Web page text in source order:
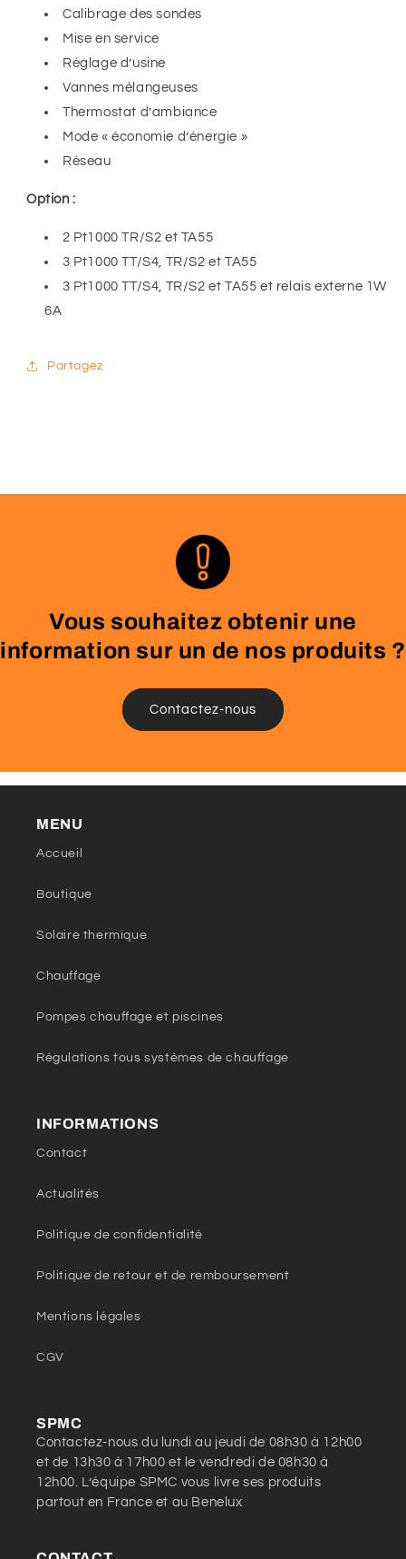
Calibrage des sondes
Mise en service
Réglage d’usine
Vannes mélangeuses
Thermostat d’ambiance
Mode « économie d’énergie »
Réseau
Option :
2 Pt1000 TR/S2 et TA55
3 Pt1000 TT/S4, TR/S2 et TA55
3 Pt1000 TT/S4, TR/S2 et TA55 et relais externe 1W
6A
Partagez
Vous souhaitez obtenir une
information sur un de nos produits ?
Contactez-nous
MENU
Accueil
Boutique
Solaire thermique
Chauffage
Pompes chauffage et piscines
Régulations tous systèmes de chauffage
INFORMATIONS
Contact
Actualités
Politique de confidentialité
Politique de retour et de remboursement
Mentions légales
CGV
SPMC
Contactez-nous du lundi au jeudi de 08h30 à 12h00
et de 13h30 à 17h00 et le vendredi de 08h30 à
12h00. L’équipe SPMC vous livre ses produits
partout en France et au Benelux